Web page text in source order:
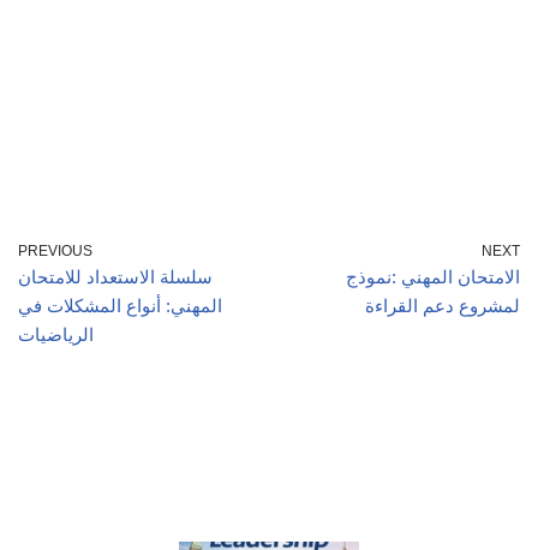
PREVIOUS
سلسلة الاستعداد للامتحان
المهني: أنواع المشكلات في
الرياضيات
NEXT
الامتحان المهني :نموذج
لمشروع دعم القراءة